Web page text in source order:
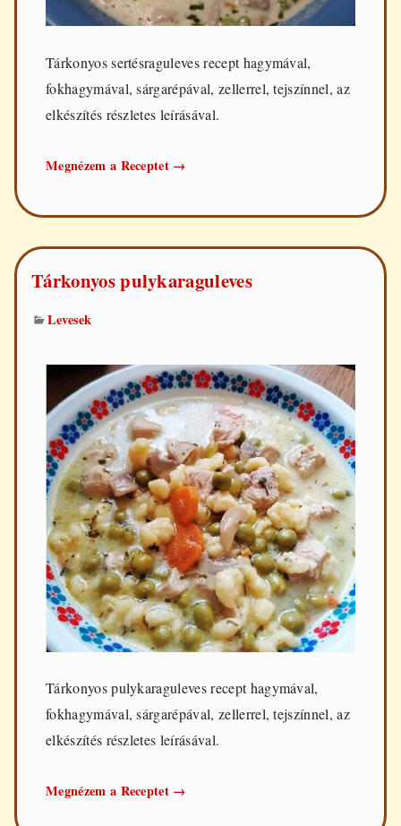
Tárkonyos sertésraguleves recept hagymával,
fokhagymával, sárgarépával, zellerrel, tejszínnel, az
elkészítés részletes leírásával.
Megnézem a Receptet Tárkonyos
→
Tárkonyos pulykaraguleves
Levesek
Tárkonyos pulykaraguleves recept hagymával,
fokhagymával, sárgarépával, zellerrel, tejszínnel, az
elkészítés részletes leírásával.
Megnézem a Receptet Tárkonyos
→